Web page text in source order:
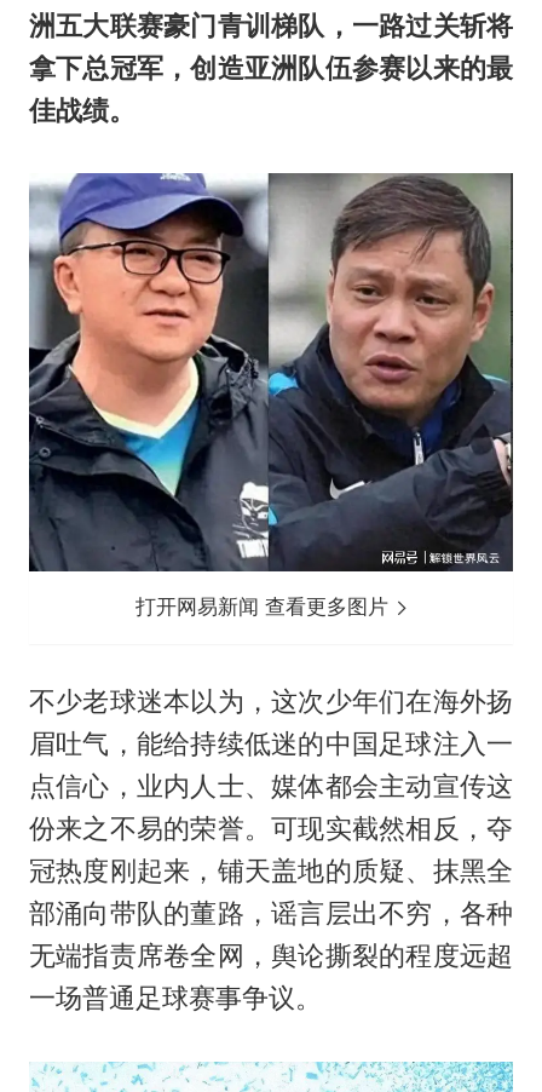
洲五大联赛豪门青训梯队，一路过关斩将
拿下总冠军，创造亚洲队伍参赛以来的最
佳战绩。
打开网易新闻 查看更多图片
不少老球迷本以为，这次少年们在海外扬
眉吐气，能给持续低迷的中国足球注入一
点信心，业内人士、媒体都会主动宣传这
份来之不易的荣誉。可现实截然相反，夺
冠热度刚起来，铺天盖地的质疑、抹黑全
部涌向带队的董路，谣言层出不穷，各种
无端指责席卷全网，舆论撕裂的程度远超
一场普通足球赛事争议。